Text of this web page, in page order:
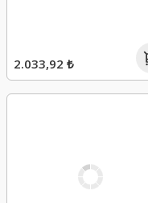
2.033,92 ₺